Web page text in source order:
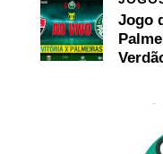
Jogo